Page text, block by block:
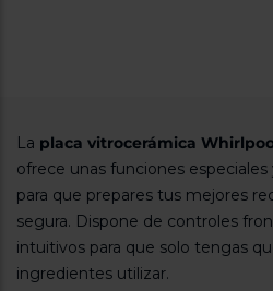
La placa vitrocerámica
ofrece unas funciones
para que prepares tus mejores
segura. Dispone de controles
intuitivos para que solo tengas
ingredientes utilizar.